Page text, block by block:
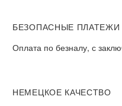
БЕЗОПАСНЫЕ ПЛАТЕЖИ
Оплата по безналу, с
НЕМЕЦКОЕ КАЧЕСТВО